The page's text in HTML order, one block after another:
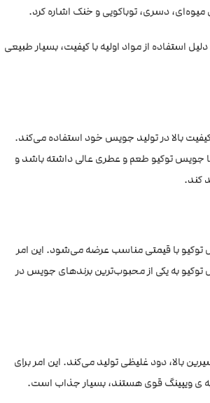
دسری، توباکویی و خنک اشاره کرد.
استفاده از مواد اولیه با کیفیت، بسیار طبیعی
کیفیت بالا در تولید جویس خود استفاده می‌کند.
جویس توکیو طعم و عطری عالی داشته باشد و
کند.
توکیو با قیمتی مناسب عرضه می‌شود. این امر
به یکی از محبوب‌ترین برندهای جویس در
بالا، دود غلیظی تولید می‌کند. این امر برای
ی ویپینگ قوی هستند، بسیار جذاب است.